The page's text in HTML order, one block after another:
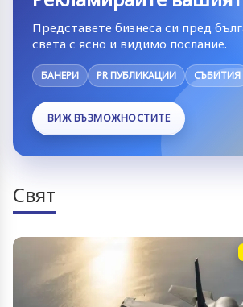
Представете бизнеса си пред
света с ясно и видимо послание.
БАНЕРИ PR ПУБЛИКАЦИИ СЪБИТИЯ
ВИЖ ВЪЗМОЖНОСТИТЕ
Свят